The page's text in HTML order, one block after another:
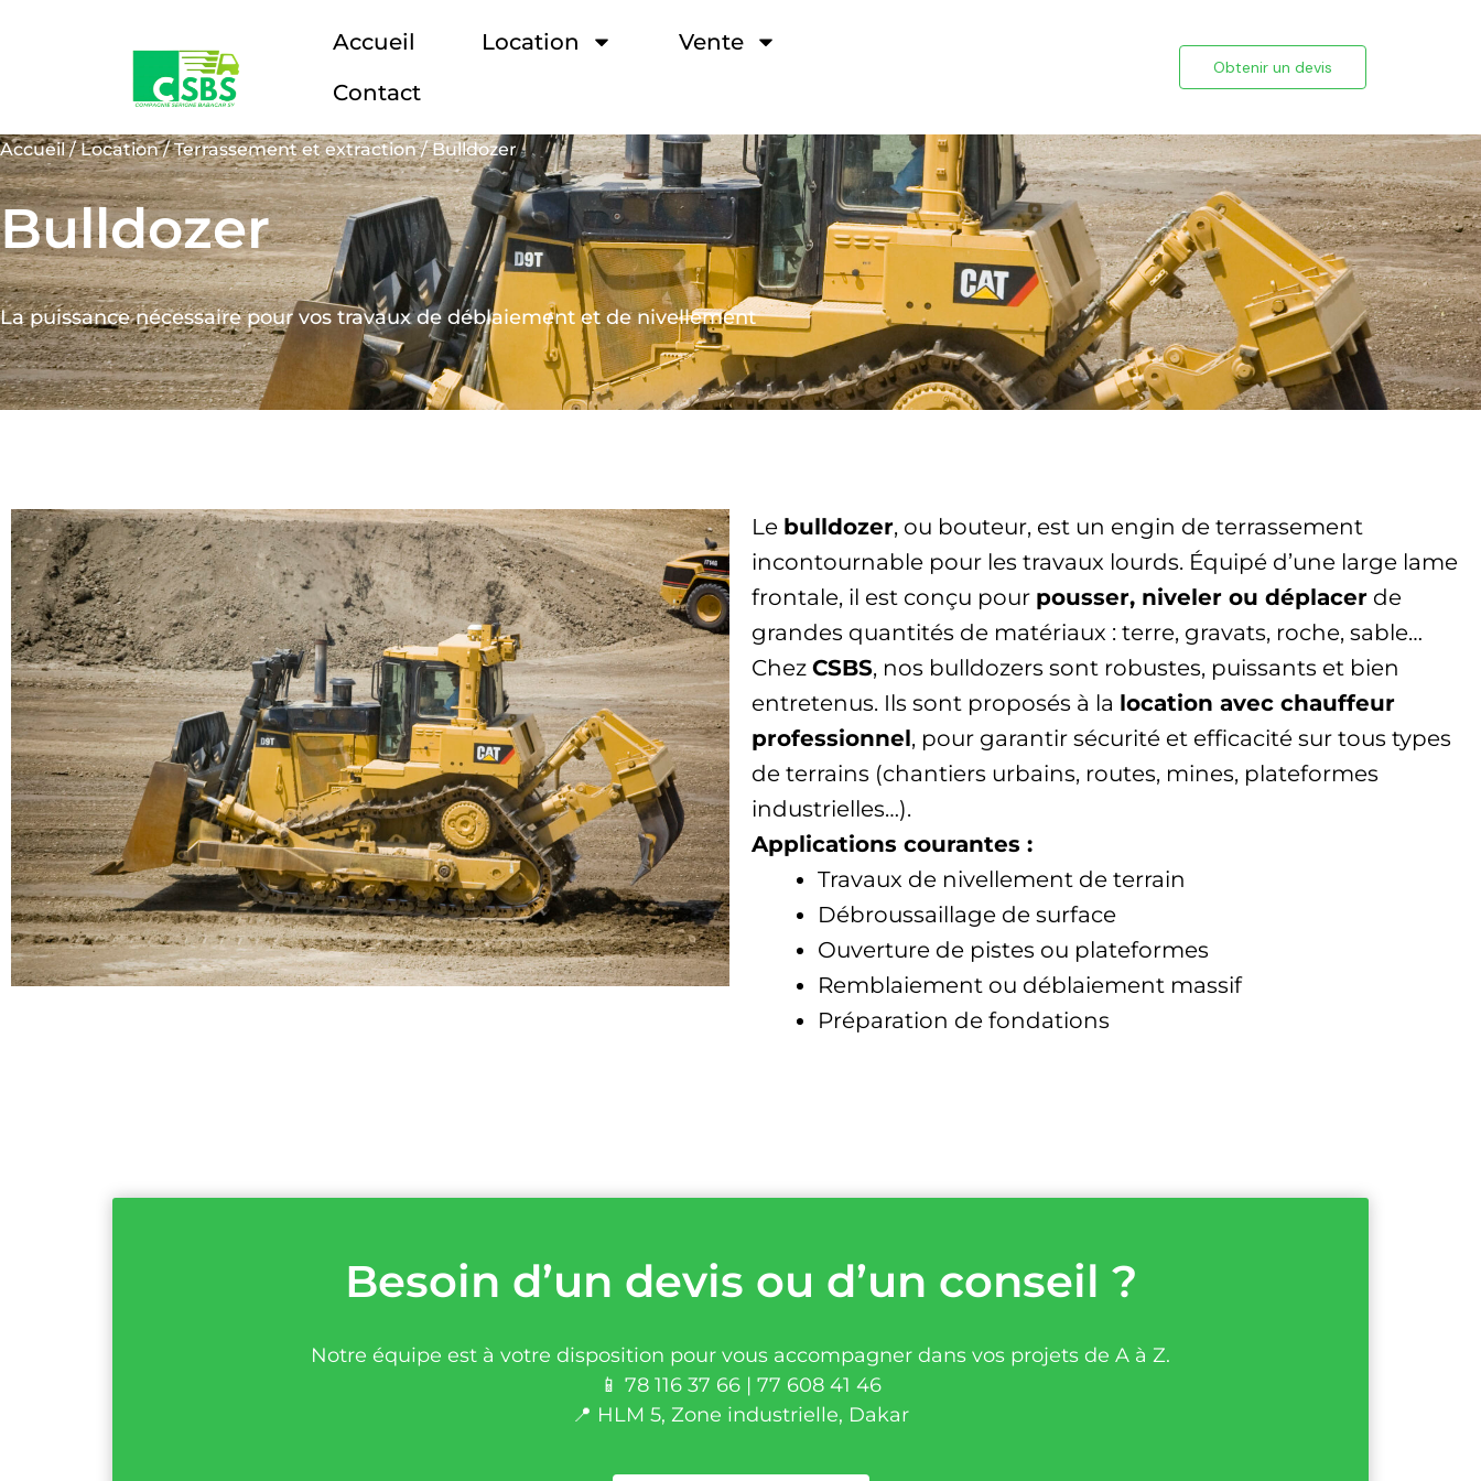
Accueil Location
Vente
Contact
Obtenir un devis
Accueil/Location/Terrassement et extraction/ Bulldozer
Bulldozer
La puissance nécessaire pour vos travaux de déblaiement et de nivellement
Le bulldozer, ou bouteur, est un engin de terrassement
incontournable pour les travaux lourds. Équipé d’une large lame
frontale, il est conçu pour pousser, niveler ou déplacer de
grandes quantités de matériaux : terre, gravats, roche, sable…
Chez CSBS, nos bulldozers sont robustes, puissants et bien
entretenus. Ils sont proposés à la location avec chauffeur
professionnel, pour garantir sécurité et efficacité sur tous types
de terrains (chantiers urbains, routes, mines, plateformes
industrielles…).
Applications courantes :
Travaux de nivellement de terrain
Débroussaillage de surface
Ouverture de pistes ou plateformes
Remblaiement ou déblaiement massif
Préparation de fondations
Besoin d’un devis ou d’un conseil ?
Notre équipe est à votre disposition pour vous accompagner dans vos projets de A à Z.
📱 78 116 37 66 | 77 608 41 46
📍 HLM 5, Zone industrielle, Dakar